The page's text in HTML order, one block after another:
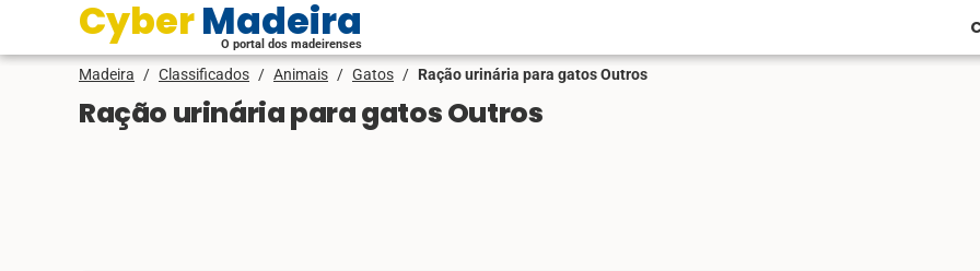
Cyber Madeira
O portal dos madeirenses
Madeira / Classificados / Animais / Gatos / Ração urinária para gatos Outros
Ração urinária para gatos Outros